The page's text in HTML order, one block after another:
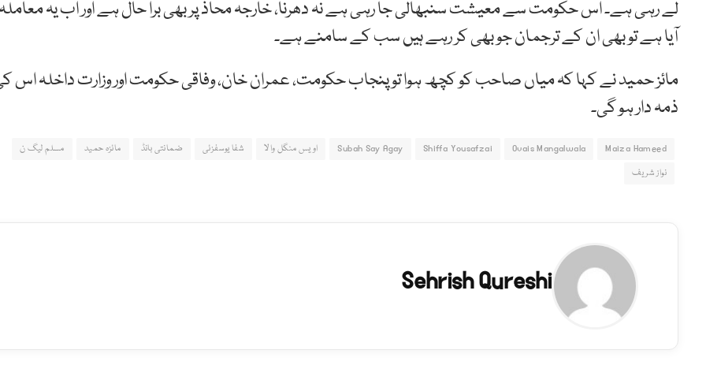
لے رہی ہے۔ اس حکومت سے معیشت سنبھالی جا رہی ہے نہ دھرنا، خارجہ محاذ پر بھی برا حال ہے اور اب یہ
آیا ہے تو بھی ان کے ترجمان جو بھی کر رہے ہیں سب کے سامنے ہے۔
مائز حمید نے کہا کہ میاں صاحب کو کچھ ہوا تو پنجاب حکومت، عمران خان، وفاقی حکومت اور وزارت داخلہ اس
ذمہ دار ہو گی۔
Maiza Hameed
Ovais Mangalwala
Shiffa Yousafzai
Subah Say Agay اویس منگل والا شفا یوسفزئی ضمانتی بانڈ مائزہ حمید
مسلم لیگ ن
نواز شریف
Sehrish Qureshi